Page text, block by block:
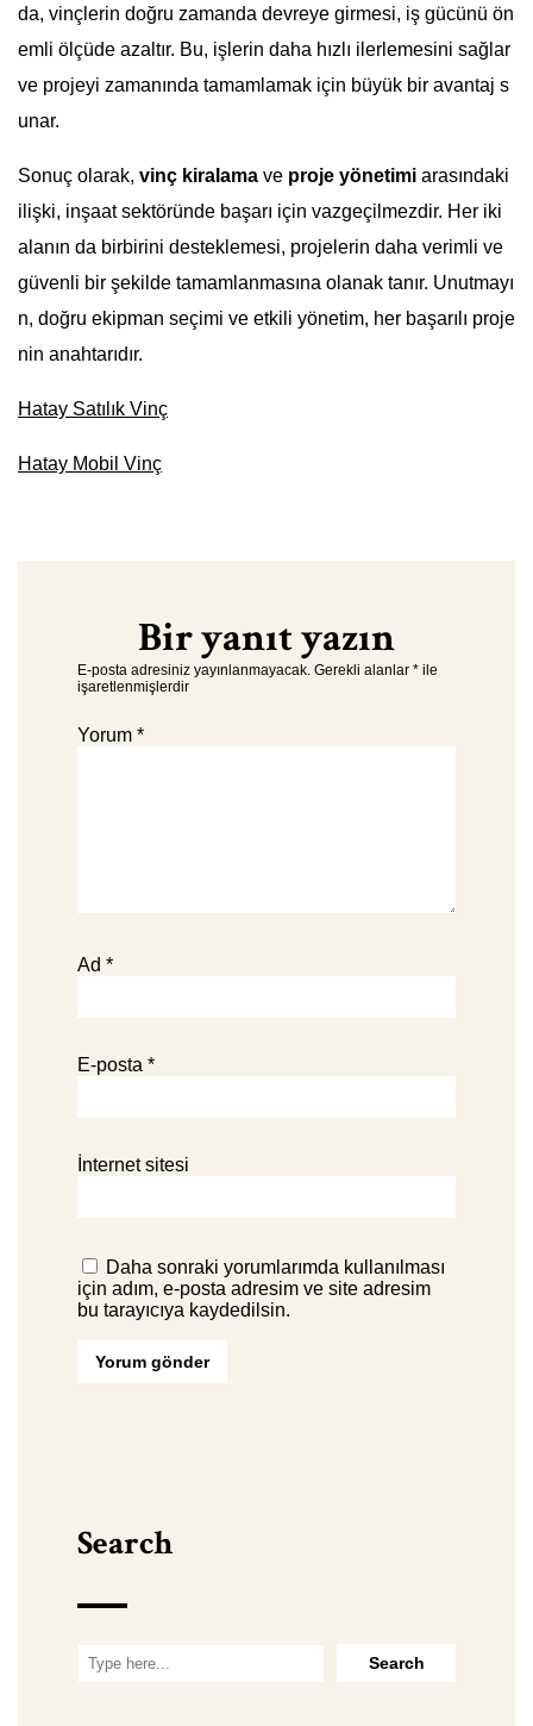
da, vinçlerin doğru zamanda devreye girmesi, iş gücünü ön
emli ölçüde azaltır. Bu, işlerin daha hızlı ilerlemesini sağlar
ve projeyi zamanında tamamlamak için büyük bir avantaj s
unar.
Sonuç olarak, vinç kiralama ve proje yönetimi arasındaki
ilişki, inşaat sektöründe başarı için vazgeçilmezdir. Her iki
alanın da birbirini desteklemesi, projelerin daha verimli ve
güvenli bir şekilde tamamlanmasına olanak tanır. Unutmayı
n, doğru ekipman seçimi ve etkili yönetim, her başarılı proje
nin anahtarıdır.
Hatay Satılık Vinç
Hatay Mobil Vinç
Bir yanıt yazın
E-posta adresiniz yayınlanmayacak. Gerekli alanlar * ile
işaretlenmişlerdir
Yorum *
Ad *
E-posta *
İnternet sitesi
Daha sonraki yorumlarımda kullanılması
için adım, e-posta adresim ve site adresim
bu tarayıcıya kaydedilsin.
Search